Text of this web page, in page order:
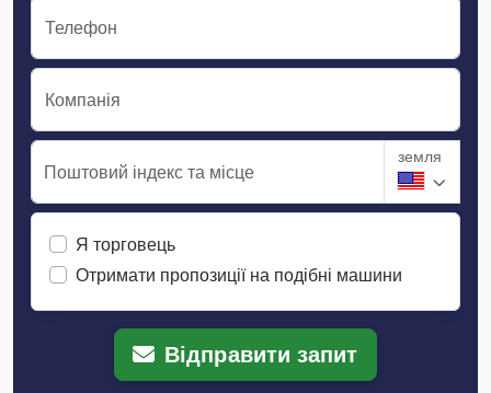
Телефон
Компанія
Поштовий індекс та місце
земля
Я торговець
Отримати пропозиції на подібні машини
Відправити запит